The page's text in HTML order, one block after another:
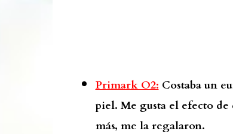
Primark O2:Costaba un
piel. Me gusta el efecto de
más, me la regalaron.